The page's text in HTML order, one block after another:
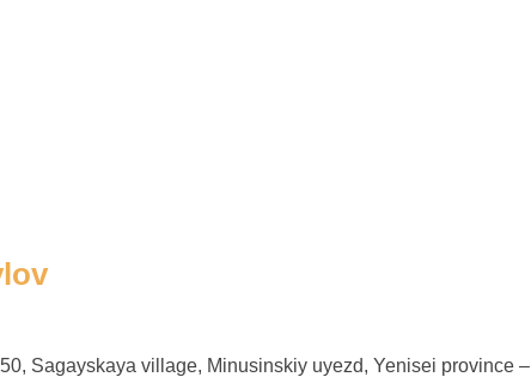
Sagayskaya village, Minusinskiy uyezd, Yenisei province –